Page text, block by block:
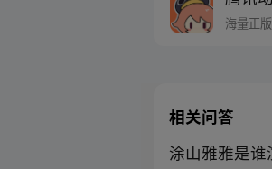
海量正
相关问答
涂山雅雅是谁